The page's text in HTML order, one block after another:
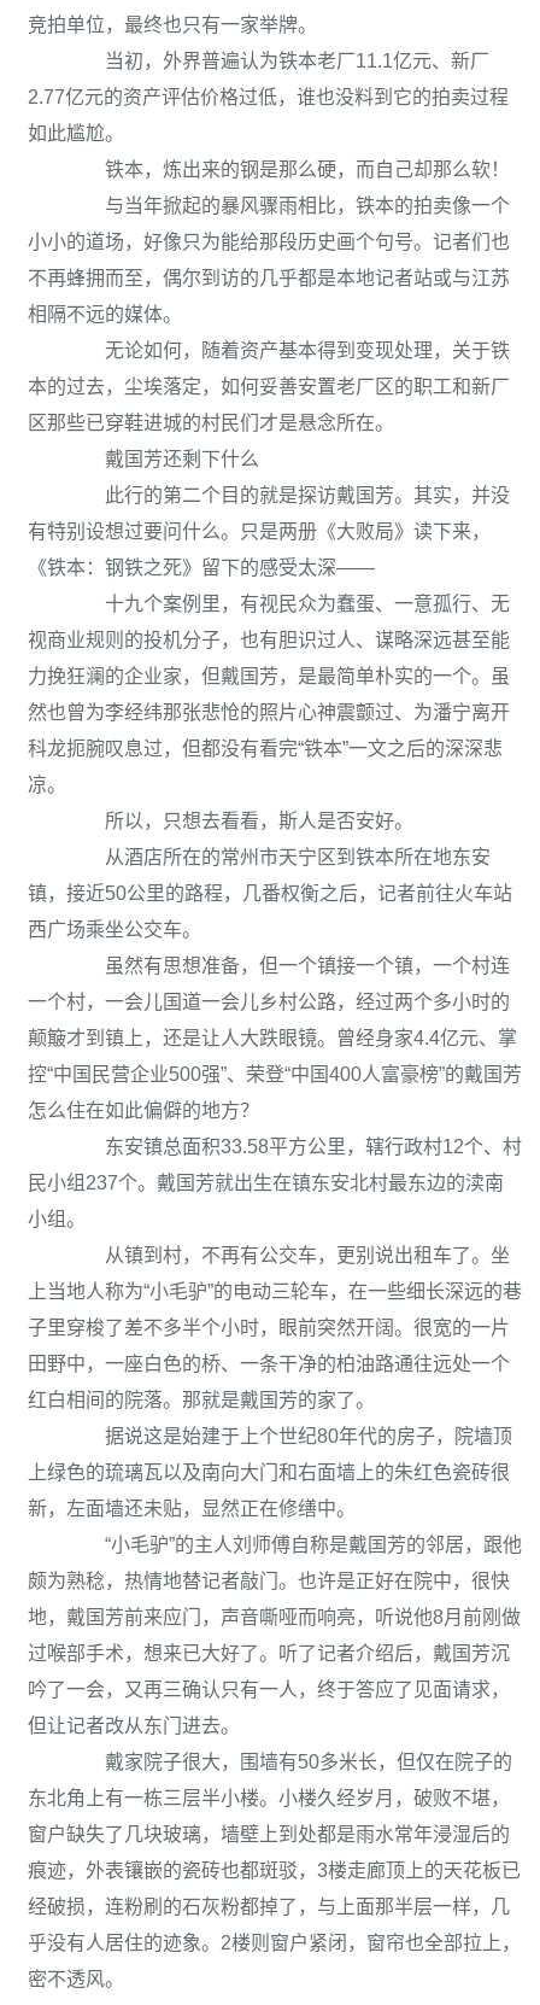
竞拍单位，最终也只有一家举牌。
当初，外界普遍认为铁本老厂11.1亿元、新厂
2.77亿元的资产评估价格过低，谁也没料到它的拍卖过程
如此尴尬。
铁本，炼出来的钢是那么硬，而自己却那么软！
与当年掀起的暴风骤雨相比，铁本的拍卖像一个
小小的道场，好像只为能给那段历史画个句号。记者们也
不再蜂拥而至，偶尔到访的几乎都是本地记者站或与江苏
相隔不远的媒体。
无论如何，随着资产基本得到变现处理，关于铁
本的过去，尘埃落定，如何妥善安置老厂区的职工和新厂
区那些已穿鞋进城的村民们才是悬念所在。
戴国芳还剩下什么
此行的第二个目的就是探访戴国芳。其实，并没
有特别设想过要问什么。只是两册《大败局》读下来，
《铁本：钢铁之死》留下的感受太深——
十九个案例里，有视民众为蠢蛋、一意孤行、无
视商业规则的投机分子，也有胆识过人、谋略深远甚至能
力挽狂澜的企业家，但戴国芳，是最简单朴实的一个。虽
然也曾为李经纬那张悲怆的照片心神震颤过、为潘宁离开
科龙扼腕叹息过，但都没有看完“铁本”一文之后的深深悲
凉。
所以，只想去看看，斯人是否安好。
从酒店所在的常州市天宁区到铁本所在地东安
镇，接近50公里的路程，几番权衡之后，记者前往火车站
西广场乘坐公交车。
虽然有思想准备，但一个镇接一个镇，一个村连
一个村，一会儿国道一会儿乡村公路，经过两个多小时的
颠簸才到镇上，还是让人大跌眼镜。曾经身家4.4亿元、掌
控“中国民营企业500强”、荣登“中国400人富豪榜”的戴国芳
怎么住在如此偏僻的地方？
东安镇总面积33.58平方公里，辖行政村12个、村
民小组237个。戴国芳就出生在镇东安北村最东边的渎南
小组。
从镇到村，不再有公交车，更别说出租车了。坐
上当地人称为“小毛驴”的电动三轮车，在一些细长深远的巷
子里穿梭了差不多半个小时，眼前突然开阔。很宽的一片
田野中，一座白色的桥、一条干净的柏油路通往远处一个
红白相间的院落。那就是戴国芳的家了。
据说这是始建于上个世纪80年代的房子，院墙顶
上绿色的琉璃瓦以及南向大门和右面墙上的朱红色瓷砖很
新，左面墙还未贴，显然正在修缮中。
“小毛驴”的主人刘师傅自称是戴国芳的邻居，跟他
颇为熟稔，热情地替记者敲门。也许是正好在院中，很快
地，戴国芳前来应门，声音嘶哑而响亮，听说他8月前刚做
过喉部手术，想来已大好了。听了记者介绍后，戴国芳沉
吟了一会，又再三确认只有一人，终于答应了见面请求，
但让记者改从东门进去。
戴家院子很大，围墙有50多米长，但仅在院子的
东北角上有一栋三层半小楼。小楼久经岁月，破败不堪，
窗户缺失了几块玻璃，墙壁上到处都是雨水常年浸湿后的
痕迹，外表镶嵌的瓷砖也都斑驳，3楼走廊顶上的天花板已
经破损，连粉刷的石灰粉都掉了，与上面那半层一样，几
乎没有人居住的迹象。2楼则窗户紧闭，窗帘也全部拉上，
密不透风。